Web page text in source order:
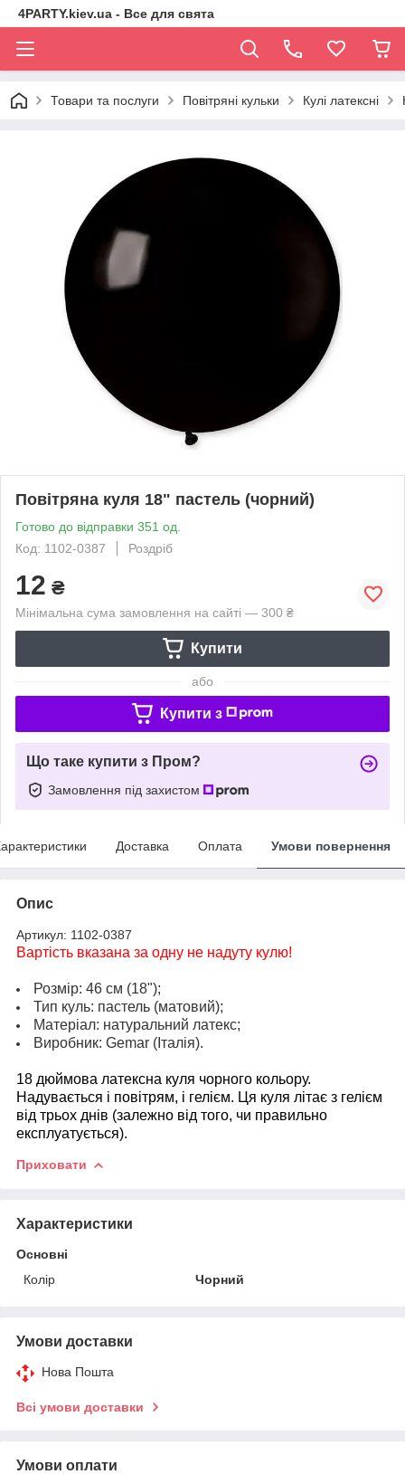
4PARTY.kiev.ua - Все для свята
Товари та послуги Повітряні кульки Кулі латексні
Повітряна куля 18" пастель (чорний)
Готово до відправки 351 од.
Код: 1102-0387
Роздріб
12 ₴
Мінімальна сума замовлення на сайті — 300 ₴
Купити
або
Купити з
Що таке купити з Пром?
Замовлення під захистом
Доставка Оплата Умови повернення
Опис
Артикул: 1102-0387
Вартість вказана за одну не надуту кулю!
Розмір: 46 см (18");
Тип куль: пастель (матовий);
Матеріал: натуральний латекс;
Виробник: Gemar (Італія).
18 дюймова латексна куля чорного кольору.
Надувається і повітрям, і гелієм. Ця куля літає з гелієм
від трьох днів (залежно від того, чи правильно
експлуатується).
Приховати
Характеристики
Основні
Колір
Чорний
Умови доставки
Нова Пошта
Всі умови доставки
Умови оплати